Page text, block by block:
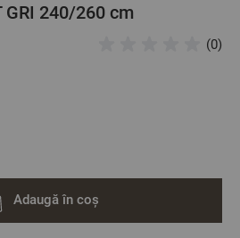
GRI 240/260 cm
(0)
Adaugă în coș